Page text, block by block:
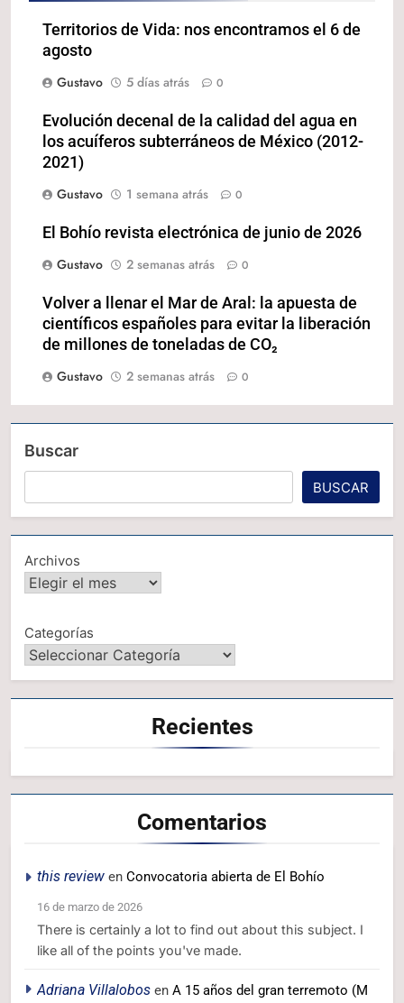
Territorios de Vida: nos encontramos el 6 de
agosto
Gustavo
5 días atrás 0
Evolución decenal de la calidad del agua en
los acuíferos subterráneos de México (2012-
2021)
Gustavo
1 semana atrás 0
El Bohío revista electrónica de junio de 2026
Gustavo
2 semanas atrás 0
Volver a llenar el Mar de Aral: la apuesta de
científicos españoles para evitar la liberación
de millones de toneladas de CO₂
Gustavo
2 semanas atrás 0
Buscar
BUSCAR
Archivos
Categorías
Recientes
Comentarios
this review en Convocatoria abierta de El Bohío
16 de marzo de 2026
There is certainly a lot to find out about this subject. I
like all of the points you've made.
Adriana Villalobos en A 15 años del gran terremoto (M